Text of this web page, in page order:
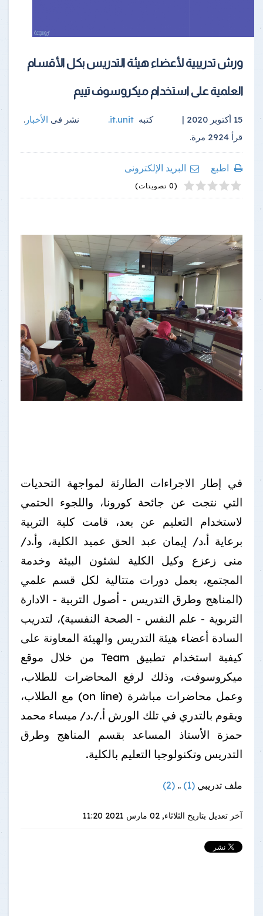
ورش تدريبية لأعضاء هيئة التدريس بكل الأقسام
العلمية على استخدام ميكروسوف تييم
15 أكتوبر 2020 | كتبه it.unit
. نشر فى الأخبار .
قرأ 2924 مرة.
اطبع
البريد الإلكترونى
1
2
3
4
5 (0 تصويتات)
في إطار الاجراءات الطارئة لمواجهة التحديات
التي نتجت عن جائحة كورونا، واللجوء الحتمي
لاستخدام التعليم عن بعد، قامت كلية التربية
برعاية أ.د/ إيمان عبد الحق عميد الكلية، وأ.د/
منى زعزع وكيل الكلية لشئون البيئة وخدمة
المجتمع، بعمل دورات متتالية لكل قسم علمي
(المناهج وطرق التدريس - أصول التربية - الادارة
التربوية - علم النفس - الصحة النفسية)، لتدريب
السادة أعضاء هيئة التدريس والهيئة المعاونة على
كيفية استخدام تطبيق Team من خلال موقع
ميكروسوفت، وذلك لرفع المحاضرات للطلاب،
وعمل محاضرات مباشرة (on line) مع الطلاب،
ويقوم بالتدري في تلك الورش أ./.د/ ميساء محمد
حمزة الأستاذ المساعد بقسم المناهج وطرق
التدريس وتكنولوجيا التعليم بالكلية.
ملف تدريبي (1)
..
(2)
آخر تعديل بتاريخ الثلاثاء, 02 مارس 2021 11:20